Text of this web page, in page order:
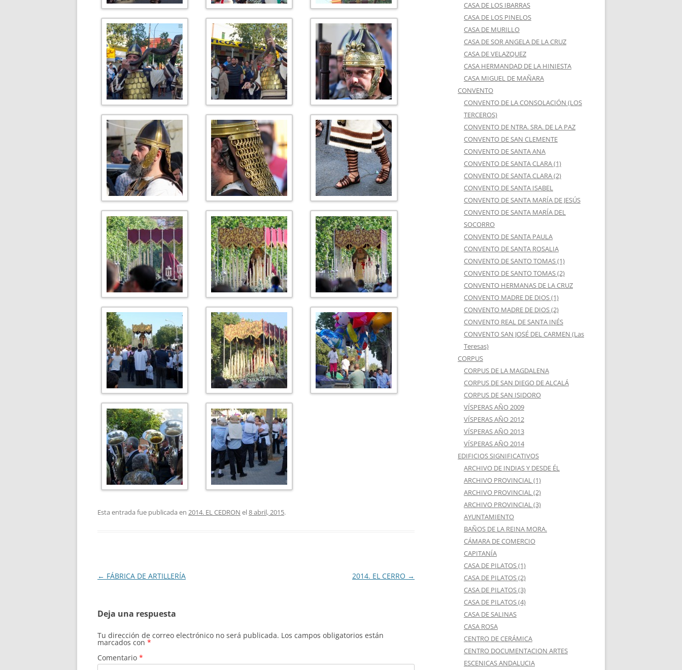
Esta entrada fue publicada en 2014. EL CEDRON el8 abril, 2015.
Navegación
← FÁBRICA DE ARTILLERÍA 2014. EL CERRO →
Deja una respuesta
Tu dirección de correo electrónico no será publicada. Los campos obligatorios están
marcados con *
Comentario *
CASA DE LOS IBARRAS
CASA DE LOS PINELOS
CASA DE MURILLO
CASA DE SOR ANGELA DE LA CRUZ
CASA DE VELAZQUEZ
CASA HERMANDAD DE LA HINIESTA
CASA MIGUEL DE MAÑARA
CONVENTO
CONVENTO DE LA CONSOLACIÓN (LOS
TERCEROS)
CONVENTO DE NTRA. SRA. DE LA PAZ
CONVENTO DE SAN CLEMENTE
CONVENTO DE SANTA ANA
CONVENTO DE SANTA CLARA (1)
CONVENTO DE SANTA CLARA (2)
CONVENTO DE SANTA ISABEL
CONVENTO DE SANTA MARÍA DE JESÚS
CONVENTO DE SANTA MARÍA DEL
SOCORRO
CONVENTO DE SANTA PAULA
CONVENTO DE SANTA ROSALIA
CONVENTO DE SANTO TOMAS (1)
CONVENTO DE SANTO TOMAS (2)
CONVENTO HERMANAS DE LA CRUZ
CONVENTO MADRE DE DIOS (1)
CONVENTO MADRE DE DIOS (2)
CONVENTO REAL DE SANTA INÉS
CONVENTO SAN JOSÉ DEL CARMEN (Las
Teresas)
CORPUS
CORPUS DE LA MAGDALENA
CORPUS DE SAN DIEGO DE ALCALÁ
CORPUS DE SAN ISIDORO
VÍSPERAS AÑO 2009
VÍSPERAS AÑO 2012
VÍSPERAS AÑO 2013
VÍSPERAS AÑO 2014
EDIFICIOS SIGNIFICATIVOS
ARCHIVO DE INDIAS Y DESDE ÉL
ARCHIVO PROVINCIAL (1)
ARCHIVO PROVINCIAL (2)
ARCHIVO PROVINCIAL (3)
AYUNTAMIENTO
BAÑOS DE LA REINA MORA.
CÁMARA DE COMERCIO
CAPITANÍA
CASA DE PILATOS (1)
CASA DE PILATOS (2)
CASA DE PILATOS (3)
CASA DE PILATOS (4)
CASA DE SALINAS
CASA ROSA
CENTRO DE CERÁMICA
CENTRO DOCUMENTACION ARTES
ESCENICAS ANDALUCIA